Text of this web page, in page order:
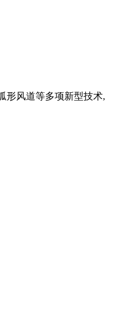
形风道等多项新型技术,